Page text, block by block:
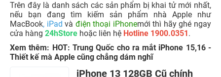
Trên đây là danh sách các sản phẩm bị khai tử mới nhất,
nếu bạn đang tìm kiếm sản phẩm nhà Apple như
MacBook, iPad và điện thoại iPhonemới thì hãy ghé ngay
cửa hàng 24hStore hoặc liên hệ Hotline 1900.0351 .
Xem thêm: HOT: Trung Quốc cho ra mắt iPhone 15,16 -
Thiết kế mà Apple cũng chẳng dám nghĩ
iPhone 13 128GB Cũ chính